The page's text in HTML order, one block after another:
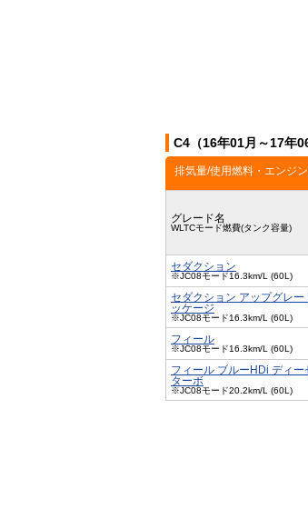
C4（16年01月～17年
排気量/使用燃料・エンジ
グレード名
WLTCモード燃費(タンク容量)
セダクション
※JC08モード16.3km/L (60L)
セダクション アップグレー
ッケージ
※JC08モード16.3km/L (60L)
フィール
※JC08モード16.3km/L (60L)
フィール ブルーHDi ディー
ターボ
※JC08モード20.2km/L (60L)